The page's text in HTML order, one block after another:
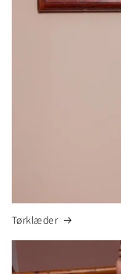
Tørklæder